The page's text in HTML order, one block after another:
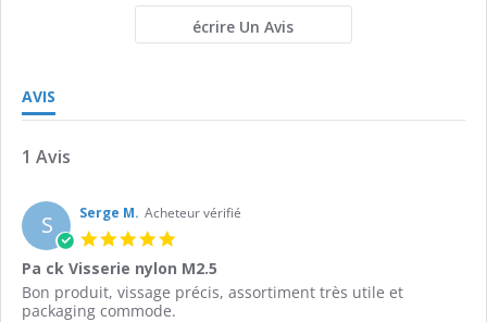
écrire Un Avis
AVIS
1 Avis
S Serge M. Acheteur vérifié
rating
Pa ck Visserie nylon M2.5
Review
by
review
stating
Bon produit, vissage précis, assortiment très utile et
packaging commode.